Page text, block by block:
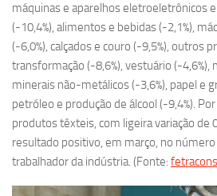
máquinas e aparelhos eletroeletrônicos
(-10,4%), alimentos e bebidas (-2,1%),
(-6,0%), calçados e couro (-9,5%), outros
transformação (-8,6%), vestuário (-4,6%),
minerais não-metálicos (-3,6%), papel e
petróleo e produção de álcool (-9,4%).
produtos têxteis, com ligeira variação de
resultado positivo, em março, no número
trabalhador da indústria. (Fonte: